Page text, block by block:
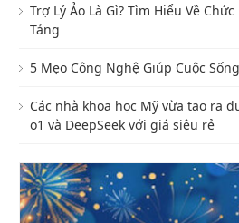
Trợ Lý Ảo Là Gì? Tìm Hiểu Về
Tảng
5 Mẹo Công Nghệ Giúp Cuộc
Các nhà khoa học Mỹ vừa tạo ra
o1 và DeepSeek với giá siêu rẻ